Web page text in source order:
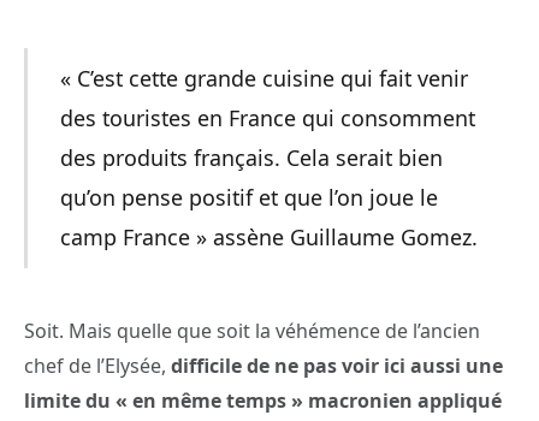
« C’est cette grande cuisine qui fait venir
des touristes en France qui consomment
des produits français. Cela serait bien
qu’on pense positif et que l’on joue le
camp France » assène Guillaume Gomez.
Soit. Mais quelle que soit la véhémence de l’ancien
chef de l’Elysée, difficile de ne pas voir ici aussi une
limite du « en même temps » macronien appliqué